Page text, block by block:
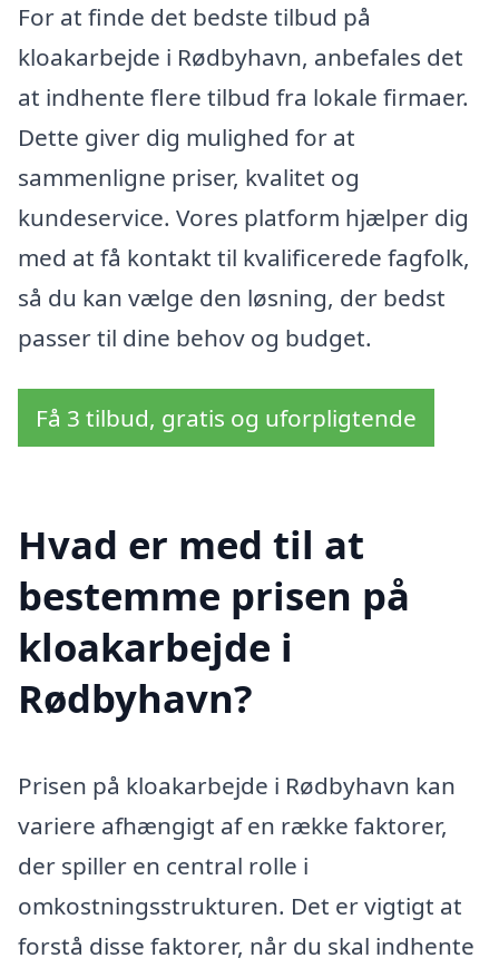
For at finde det bedste tilbud på
kloakarbejde i Rødbyhavn, anbefales det
at indhente flere tilbud fra lokale firmaer.
Dette giver dig mulighed for at
sammenligne priser, kvalitet og
kundeservice. Vores platform hjælper dig
med at få kontakt til kvalificerede fagfolk,
så du kan vælge den løsning, der bedst
passer til dine behov og budget.
Få 3 tilbud, gratis og uforpligtende
Hvad er med til at
bestemme prisen på
kloakarbejde i
Rødbyhavn?
Prisen på kloakarbejde i Rødbyhavn kan
variere afhængigt af en række faktorer,
der spiller en central rolle i
omkostningsstrukturen. Det er vigtigt at
forstå disse faktorer, når du skal indhente